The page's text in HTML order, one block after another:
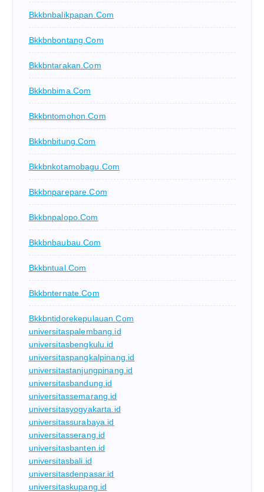
Bkkbnbalikpapan.com
Bkkbnbontang.com
Bkkbntarakan.com
Bkkbnbima.com
Bkkbntomohon.com
Bkkbnbitung.com
Bkkbnkotamobagu.com
Bkkbnparepare.com
Bkkbnpalopo.com
Bkkbnbaubau.com
Bkkbntual.com
Bkkbnternate.com
Bkkbntidorekepulauan.com
universitaspalembang.id
universitasbengkulu.id
universitaspangkalpinang.id
universitastanjungpinang.id
universitasbandung.id
universitassemarang.id
universitasyogyakarta.id
universitassurabaya.id
universitasserang.id
universitasbanten.id
universitasbali.id
universitasdenpasar.id
universitaskupang.id